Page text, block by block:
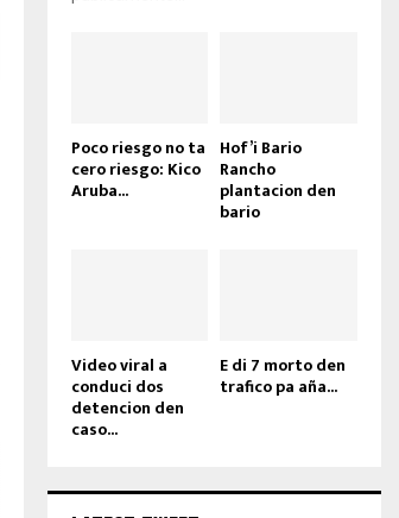
Poco riesgo no ta
cero riesgo: Kico
Aruba...
Hof’i Bario
Rancho
plantacion den
bario
Video viral a
conduci dos
detencion den
caso...
E di 7 morto den
trafico pa aña...